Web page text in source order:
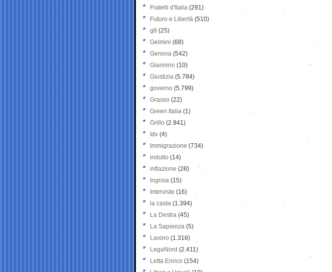
Fratelli d'Italia (291)
Futuro e Libertà (510)
g8 (25)
Gelmini (68)
Genova (542)
Giannino (10)
Giustizia (5.784)
governo (5.799)
Grasso (22)
Green Italia (1)
Grillo (2.941)
Idv (4)
Immigrazione (734)
indulto (14)
inflazione (26)
Ingroia (15)
Interviste (16)
la casta (1.394)
La Destra (45)
La Sapienza (5)
Lavoro (1.316)
LegaNord (2.411)
Letta Enrico (154)